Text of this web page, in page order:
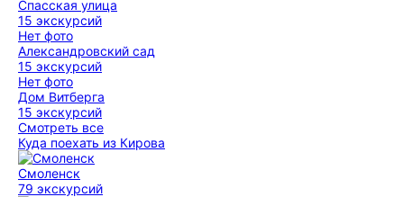
Спасская улица
15 экскурсий
Нет фото
Александровский сад
15 экскурсий
Нет фото
Дом Витберга
15 экскурсий
Смотреть все
Куда поехать из Кировa
Смоленск
79 экскурсий